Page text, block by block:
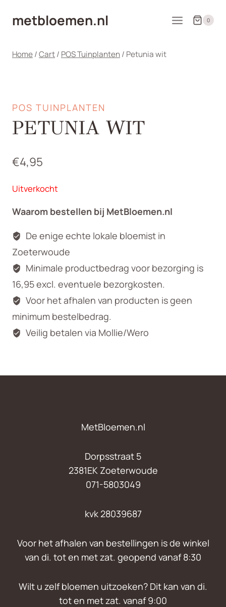
naarmetbloemen.nl 0
Home/Cart/ POS Tuinplanten/ Petunia wit
POS TUINPLANTEN
PETUNIA WIT
€4,95
Uitverkocht
Waarom bestellen bij MetBloemen.nl
De enige echte lokale bloemist in
Zoeterwoude
Minimale productbedrag voor bezorging is
16,95 excl. eventuele bezorgkosten.
Voor het afhalen van producten is geen
minimum bestelbedrag.
Veilig betalen via Mollie/Wero
MetBloemen.nl
Dorpsstraat 5
2381EK Zoeterwoude
071-5803049
kvk 28039687
Voor het afhalen van bestellingen is de winkel
van di. tot en met zat. geopend vanaf 8:30
Wilt u zelf bloemen uitzoeken? Dit kan van di.
tot en met zat. vanaf 9:00